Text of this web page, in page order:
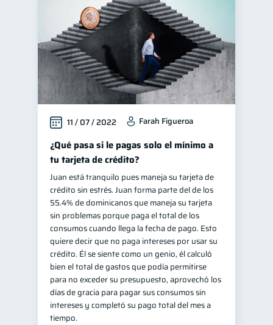
Superintendencia de Bancos
Criptomonedas
Cuenta Abandonada 2
Inversiones
Cuenta Inactiva 1
Finanzas Personales 1
Finanzas en Pareja 1
Educación Financiera 1
Fraudes Mipymes
Información financiera
inversiones 1
Salud mental ahorro
Retiro 1 Doble sueldo 1
Gasto responsable
información financiera 1
11 / 07 / 2022 Farah Figueroa
¿Qué pasa si le pagas solo el mínimo a
tu tarjeta de crédito?
Juan está tranquilo pues maneja su tarjeta de
crédito sin estrés. Juan forma parte del de los
55.4% de dominicanos que maneja su tarjeta
sin problemas porque paga el total de los
consumos cuando llega la fecha de pago. Esto
quiere decir que no paga intereses por usar su
crédito. Él se siente como un genio, él calculó
bien el total de gastos que podía permitirse
para no exceder su presupuesto, aprovechó los
días de gracia para pagar sus consumos sin
intereses y completó su pago total del mes a
tiempo.